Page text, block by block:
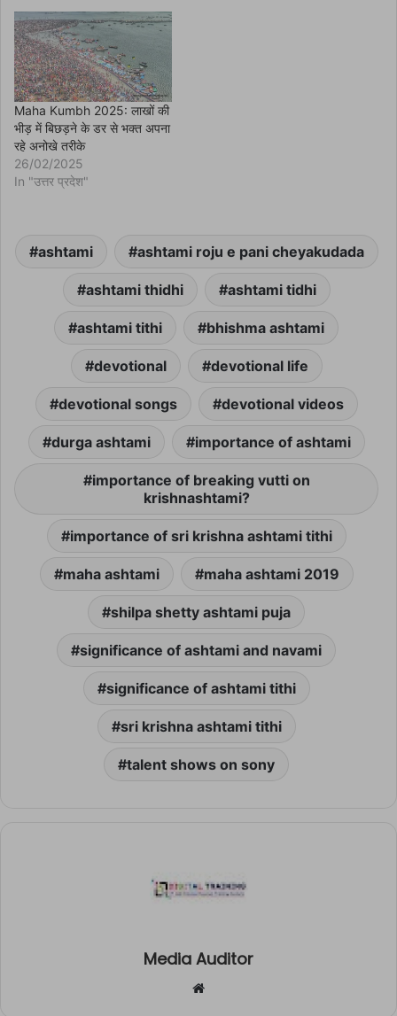
)
Maha Kumbh 2025: लाखों की
भीड़ में बिछड़ने के डर से भक्त अपना
रहे अनोखे तरीके
26/02/2025
In "उत्तर प्रदेश"
ashtami ashtami roju e pani cheyakudada
ashtami thidhi ashtami tidhi
ashtami tithi bhishma ashtami
devotional devotional life
devotional songs devotional videos
durga ashtami importance of ashtami
importance of breaking vutti on
krishnashtami?
importance of sri krishna ashtami tithi
maha ashtami maha ashtami 2019
shilpa shetty ashtami puja
significance of ashtami and navami
significance of ashtami tithi
sri krishna ashtami tithi
talent shows on sony
Media Auditor
Website